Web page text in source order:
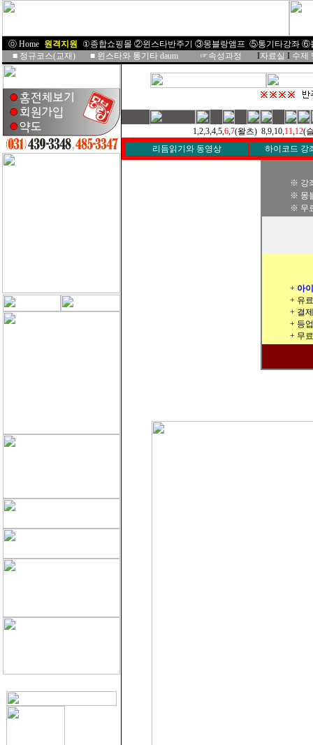
ⓞ Home 원격지원 ①종합쇼핑몰 ②윈스타반주기 ③몽블랑앰프 ⑤통기타강좌 ⑥
■ 정규코스(교재) ■ 윈스타와 통기타 daum ☞속성과정 I자료실 I 수제
1,2,3,4,5,6,7(왈츠) 8,9,10,11,12(
리듬읽기와 동영상
하이코드 강
※ 강
※ 몽
※ 무
+ 아
+ 유
+ 결
+ 등
+ 무